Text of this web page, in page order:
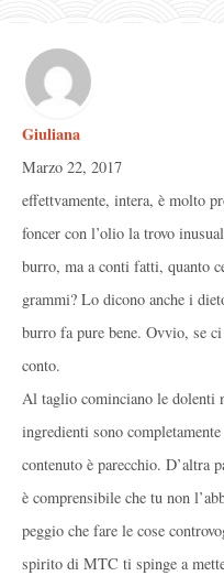
Giuliana
Marzo 22, 2017
effettvamente, intera, è molto
foncer con l’olio la trovo
burro, ma a conti fatti, quanto
grammi? Lo dicono anche i
burro fa pure bene. Ovvio, se
conto.
Al taglio cominciano le dolenti
ingredienti sono
contenuto è parecchio. D’altra
è comprensibile che tu non
peggio che fare le cose
spirito di MTC ti spinge a